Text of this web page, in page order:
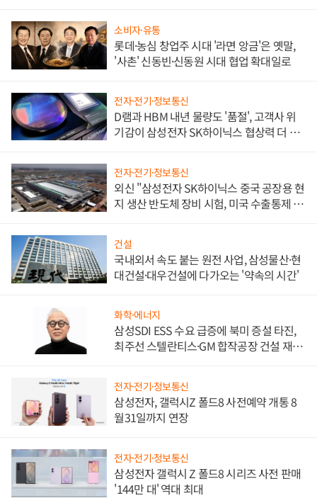
소비자·유통
롯데·농심 창업주 시대 '라면 앙금'은 옛말,
'사촌' 신동빈·신동원 시대 협업 확대일로
전자·전기·정보통신
D램과 HBM 내년 물량도 '품절', 고객사 위
기감이 삼성전자 SK하이닉스 협상력 더 키
전자·전기·정보통신
외신 "삼성전자 SK하이닉스 중국 공장용 현
지 생산 반도체 장비 시험, 미국 수출통제 대
건설
국내외서 속도 붙는 원전 사업, 삼성물산·현
대건설·대우건설에 다가오는 '약속의 시간'
화학·에너지
삼성SDI ESS 수요 급증에 북미 증설 타진,
최주선 스텔란티스·GM 합작공장 건설 재추
전자·전기·정보통신
삼성전자, 갤럭시Z 폴드8 사전예약 개통 8
월31일까지 연장
전자·전기·정보통신
삼성전자 갤럭시 Z 폴드8 시리즈 사전 판매
'144만 대' 역대 최대